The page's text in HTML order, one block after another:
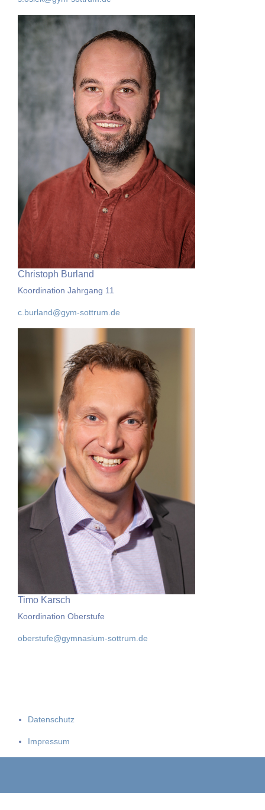
Christoph Burland
Koordination Jahrgang 11
c.burland@gym-sottrum.de
Timo Karsch
Koordination Oberstufe
oberstufe@gymnasium-sottrum.de
Datenschutz
Impressum